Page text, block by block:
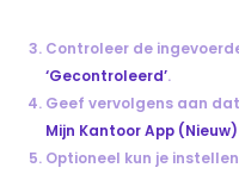
Controleer de
‘Gecontroleerd’.
Geef vervolgens aan
Mijn Kantoor App (Nieuw)
Optioneel kun je